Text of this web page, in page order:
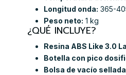
Longitud onda: 365-
Peso neto: 1 kg
¿QUÉ INCLUYE?
Resina ABS Like 3.0
Botella con pico
Bolsa de vacío sellada